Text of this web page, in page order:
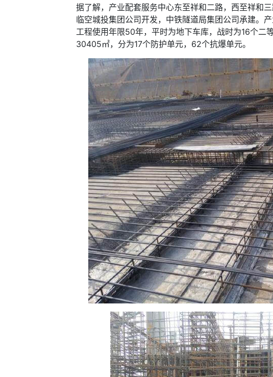
据了解，产业配套服务中心东至祥和二路，西至祥和
临空城投集团公司开发，中铁隧道局集团公司承建。
工程使用年限50年，平时为地下车库，战时为16个二
30405㎡，分为17个防护单元，62个抗爆单元。